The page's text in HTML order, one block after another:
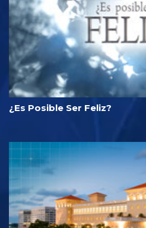
¿Es Posible Ser Feliz?